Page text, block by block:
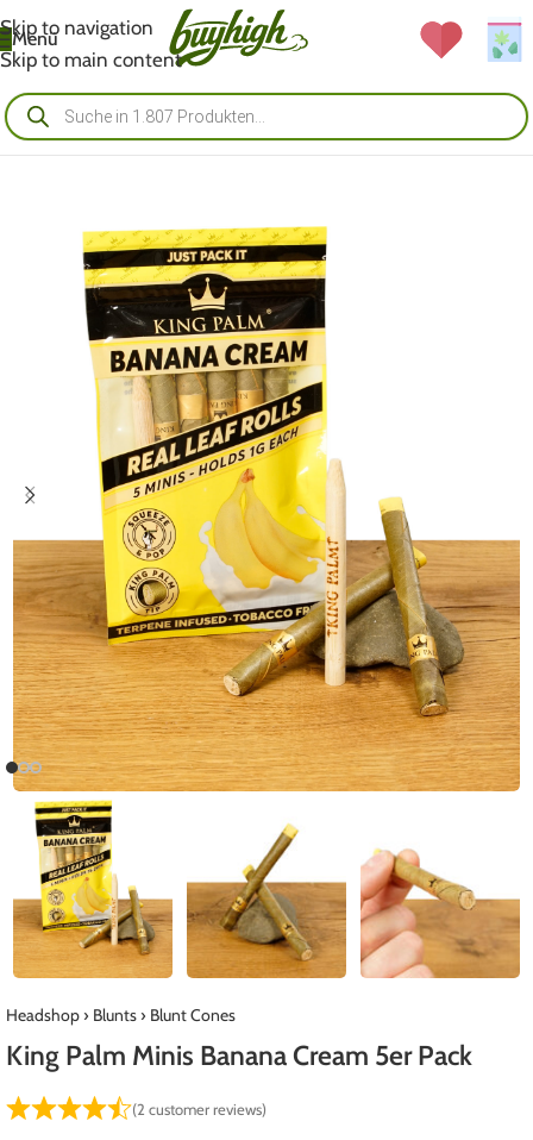
Skip to navigation
Skip to main content
Menü
Headshop› Blunts› Blunt Cones
King Palm Minis Banana Cream 5er Pack
(2 customer reviews)